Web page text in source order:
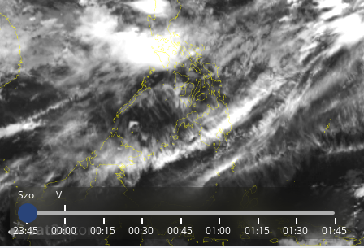
Szo V
23:45 00:00 00:15 00:30 00:45 01:00 01:15 01:30 01:45